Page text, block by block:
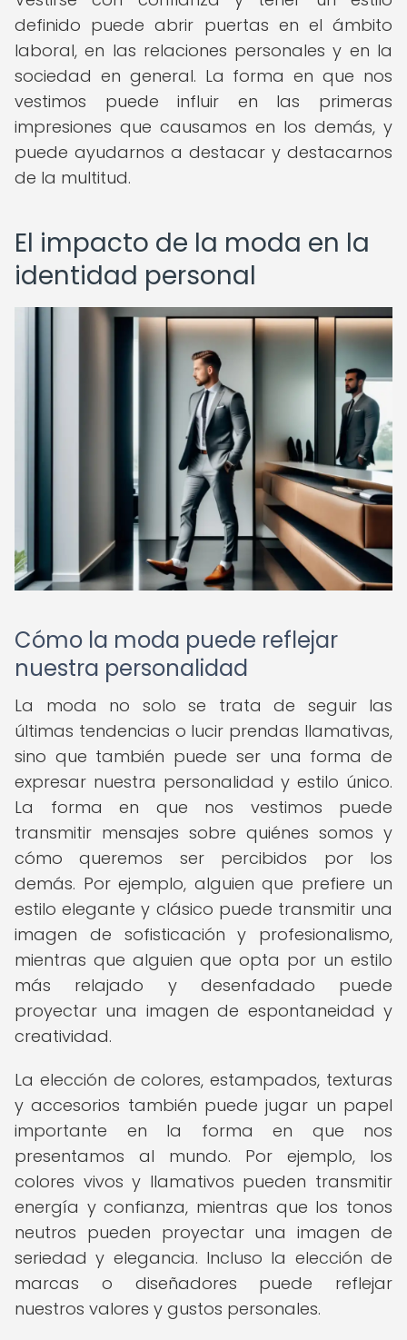
definido puede abrir puertas en el ámbito
laboral, en las relaciones personales y en la
sociedad en general. La forma en que nos
vestimos puede influir en las primeras
impresiones que causamos en los demás, y
puede ayudarnos a destacar y destacarnos
de la multitud.
El impacto de la moda en la
identidad personal
Cómo la moda puede reflejar
nuestra personalidad
La moda no solo se trata de seguir las
últimas tendencias o lucir prendas llamativas,
sino que también puede ser una forma de
expresar nuestra personalidad y estilo único.
La forma en que nos vestimos puede
transmitir mensajes sobre quiénes somos y
cómo queremos ser percibidos por los
demás. Por ejemplo, alguien que prefiere un
estilo elegante y clásico puede transmitir una
imagen de sofisticación y profesionalismo,
mientras que alguien que opta por un estilo
más relajado y desenfadado puede
proyectar una imagen de espontaneidad y
creatividad.
La elección de colores, estampados, texturas
y accesorios también puede jugar un papel
importante en la forma en que nos
presentamos al mundo. Por ejemplo, los
colores vivos y llamativos pueden transmitir
energía y confianza, mientras que los tonos
neutros pueden proyectar una imagen de
seriedad y elegancia. Incluso la elección de
marcas o diseñadores puede reflejar
nuestros valores y gustos personales.